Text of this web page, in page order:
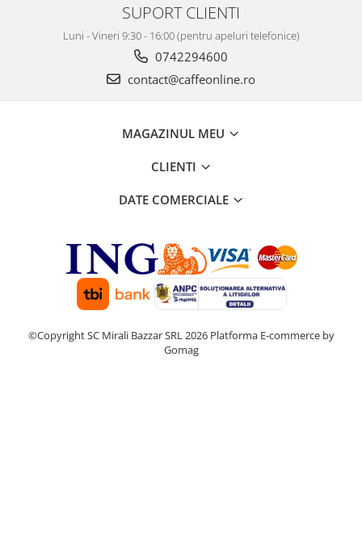
SUPORT CLIENTI
Luni - Vineri 9:30 - 16:00 (pentru apeluri telefonice)
0742294600
contact@caffeonline.ro
MAGAZINUL MEU
CLIENTI
DATE COMERCIALE
©Copyright SC Mirali Bazzar SRL 2026 Platforma E-commerce by
Gomag